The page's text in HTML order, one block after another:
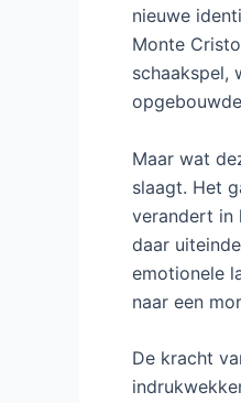
nieuwe
Monte
schaakspel,
Maar wat
slaagt. Het
verandert in
daar
emotionele
naar een
De kracht